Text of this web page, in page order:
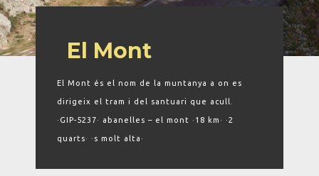
El Mont
El Mont és el nom de la muntanya a on es
dirigeix el tram i del santuari que acull.
·GIP-5237· abanelles – el mont ·18 km· ·2
quarts· ·s molt alta·